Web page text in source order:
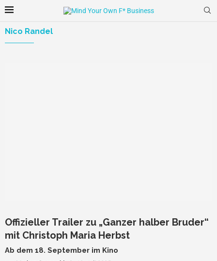
Nico Randel
Offizieller Trailer zu „Ganzer halber Bruder“
mit Christoph Maria Herbst
Ab dem 18. September im Kino